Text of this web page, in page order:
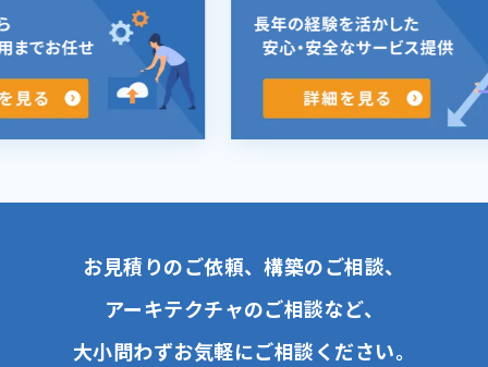
お見積りのご依頼、構築のご相談、
アーキテクチャのご相談など、
大小問わずお気軽にご相談ください。